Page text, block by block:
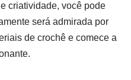
criatividade, você pode
será admirada por
de crochê e comece a